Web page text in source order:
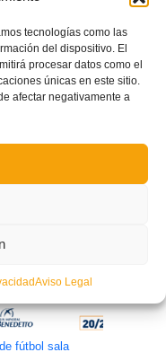
tecnologías como las
del dispositivo. El
procesar datos como el
únicas en este sitio.
afectar negativamente a
Aviso Legal
19 para medirse a Italia
fútbol sala